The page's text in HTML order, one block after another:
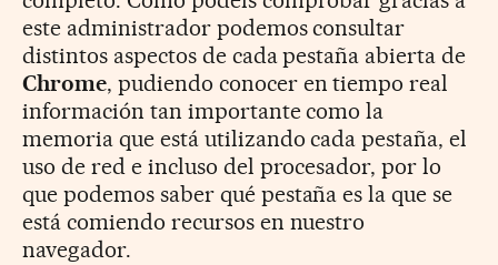
este administrador podemos consultar
distintos aspectos de cada pestaña abierta de
Chrome, pudiendo conocer en tiempo real
información tan importante como la
memoria que está utilizando cada pestaña, el
uso de red e incluso del procesador, por lo
que podemos saber qué pestaña es la que se
está comiendo recursos en nuestro
navegador.